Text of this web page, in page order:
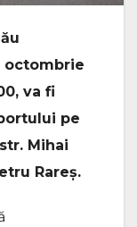
octombrie
va fi
pe
Mihai
Rareș.